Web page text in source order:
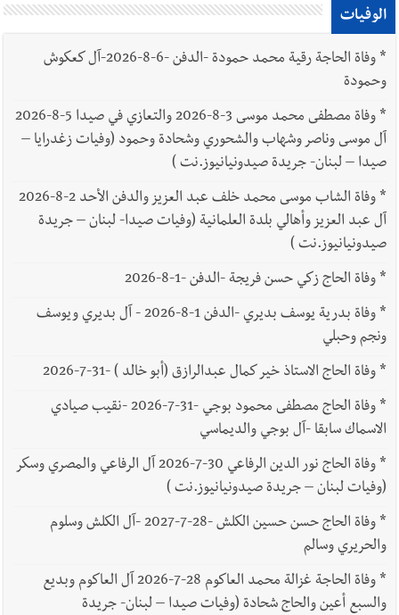
الوفيات
*
وفاة الحاجة رقية محمد حمودة -الدفن -6-8-2026-آل كعكوش
وحمودة
*
وفاة مصطفى محمد موسى 3-8-2026 والتعازي في صيدا 5-8-2026
آل موسى وناصر وشهاب والشحوري وشحادة وحمود (وفيات زغدرايا –
صيدا – لبنان- جريدة صيدونيانيوز.نت )
*
وفاة الشاب موسى محمد خلف عبد العزيز والدفن الأحد 2-8-2026
آل عبد العزيز وأهالي بلدة العلمانية (وفيات صيدا- لبنان – جريدة
صيدونيانيوز.نت )
*وفاة الحاج زكي حسن فريجة -الدفن -1-8-2026
*
وفاة بدرية يوسف بديري -الدفن 1-8-2026 - آل بديري ويوسف
ونجم وحبلي
*وفاة الحاج الاستاذ خير كمال عبدالرازق (أبو خالد ) -31-7-2026
*
وفاة الحاج مصطفى محمود بوجي -31-7-2026 -نقيب صيادي
الاسماك سابقا -آل بوجي والديماسي
*
وفاة الحاج نور الدين الرفاعي 30-7-2026 آل الرفاعي والمصري وسكر
(وفيات لبنان – جريدة صيدونيانيوز.نت )
*
وفاة الحاج حسن حسين الكلش -28-7-2027 -آل الكلش وسلوم
والحريري وسالم
*
وفاة الحاجة غزالة محمد العاكوم 28-7-2026 آل العاكوم وبديع
والسبع أعين والحاج شحادة (وفيات صيدا – لبنان- جريدة